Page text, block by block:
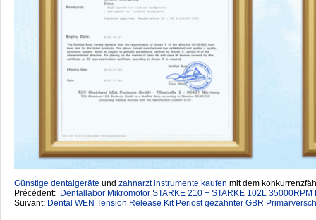
Günstige dentalgeräte ‎ und zahnarzt instrumente kaufen mit dem
Précédent: Dentallabor Mikromotor STARKE 210 + STARKE 102L 35000RPM
Suivant: Dental WEN Tension Release Kit Periost gezähnter GBR